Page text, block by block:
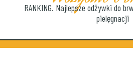
RANKING. Najlepsze odżywki do
pielęgnacji